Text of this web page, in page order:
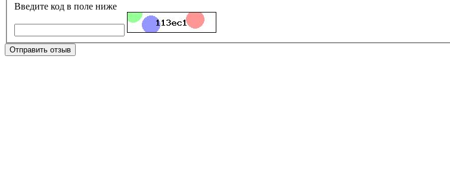
Введите код в поле ниже
Отправить отзыв